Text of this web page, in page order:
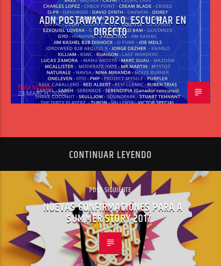
ADN POSTAWAY 2020. ESCUCHAR EN
DIRECTO
Rafa Muñoz
23 MARCH, 2020
CONTINUAR LEYENDO
POST SIGUIENTE
NUEVAS CONFIRMACIONES PARA A
SUMMER STORY 2017.